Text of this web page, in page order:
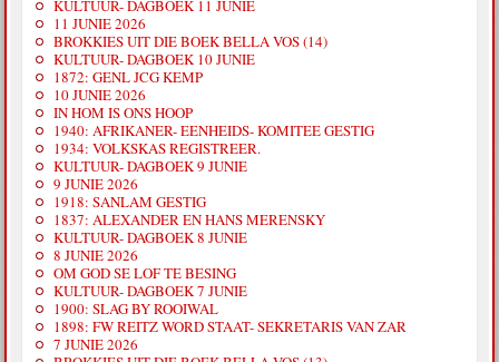
KULTUUR- DAGBOEK 11 JUNIE
11 JUNIE 2026
BROKKIES UIT DIE BOEK BELLA VOS (14)
KULTUUR- DAGBOEK 10 JUNIE
1872: GENL JCG KEMP
10 JUNIE 2026
IN HOM IS ONS HOOP
1940: AFRIKANER- EENHEIDS- KOMITEE GESTIG
1934: VOLKSKAS REGISTREER.
KULTUUR- DAGBOEK 9 JUNIE
9 JUNIE 2026
1918: SANLAM GESTIG
1837: ALEXANDER EN HANS MERENSKY
KULTUUR- DAGBOEK 8 JUNIE
8 JUNIE 2026
OM GOD SE LOF TE BESING
KULTUUR- DAGBOEK 7 JUNIE
1900: SLAG BY ROOIWAL
1898: FW REITZ WORD STAAT- SEKRETARIS VAN ZAR
7 JUNIE 2026